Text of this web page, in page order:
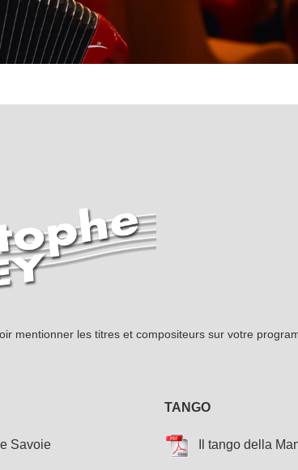
mentionner les titres et compositeurs sur votre
Savoie
TANGO
Il tango della